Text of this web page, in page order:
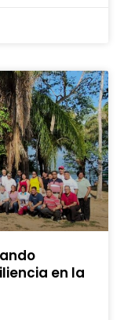
en la